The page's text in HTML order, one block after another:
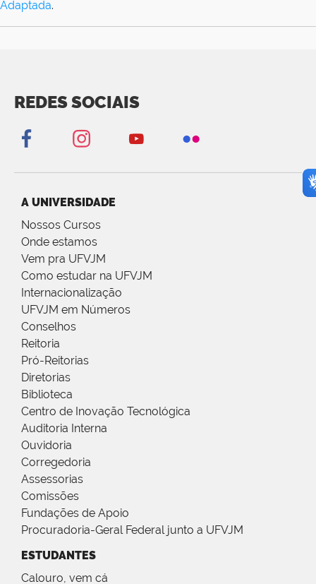
Adaptada.
REDES SOCIAIS
A UNIVERSIDADE
Nossos Cursos
Onde estamos
Vem pra UFVJM
Como estudar na UFVJM
Internacionalização
UFVJM em Números
Conselhos
Reitoria
Pró-Reitorias
Diretorias
Biblioteca
Centro de Inovação Tecnológica
Auditoria Interna
Ouvidoria
Corregedoria
Assessorias
Comissões
Fundações de Apoio
Procuradoria-Geral Federal junto a UFVJM
ESTUDANTES
Calouro, vem cá